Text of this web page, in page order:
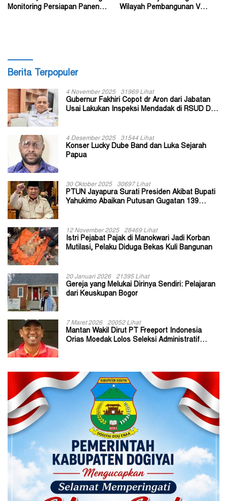
Monitoring Persiapan Panen
Wilayah Pembangunan V
Berita Terpopuler
4 November 2025 31969 Lihat
Gubernur Fakhiri Copot dr Aron dari Jabatan
Usai Lakukan Inspeksi Mendadak di RSUD Dok
4 Desember 2025 31544 Lihat
Konser Lucky Dube Band dan Luka Sejarah
Papua
30 Oktober 2025 30697 Lihat
PTUN Jayapura Surati Presiden Akibat Bupati
Yahukimo Abaikan Putusan Gugatan 139
12 November 2025 28469 Lihat
Istri Pejabat Pajak di Manokwari Jadi Korban
Mutilasi, Pelaku Diduga Bekas Kuli Bangunan
20 Januari 2026 21395 Lihat
Gereja yang Melukai Dirinya Sendiri: Pelajaran
dari Keuskupan Bogor
7 Maret 2026 20052 Lihat
Mantan Wakil Dirut PT Freeport Indonesia
Orias Moedak Lolos Seleksi Administratif